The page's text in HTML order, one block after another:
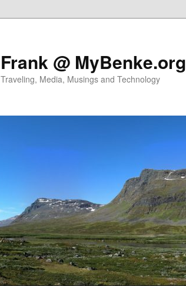
Frank @ MyBenke.org
Traveling, Media, Musings and Technology